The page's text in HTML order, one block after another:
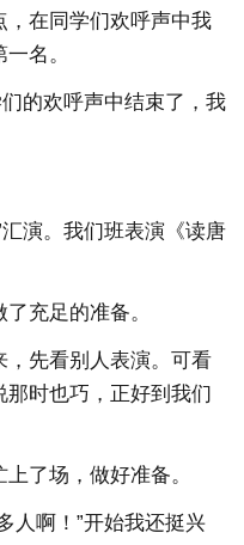
，在同学们欢呼声中我
名。
的欢呼声中结束了，我
演。我们班表演《读唐
充足的准备。
，先看别人表演。可看
时也巧，正好到我们
了场，做好准备。
人啊！”开始我还挺兴